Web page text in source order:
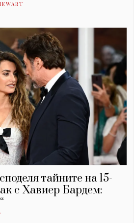
тайните на 15-
с Хавиер Бардем: